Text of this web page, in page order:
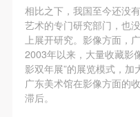
相比之下，我国至今还没
艺术的专门研究部门，也
上展开研究。影像方面，
2003年以来，大量收藏影
影双年展”的展览模式，加
广东美术馆在影像方面的
滞后。
具、材料、设备或设施
当承当相应的全部责任
失。活动中任何非事故
事故的任何责任。
中央美术学院美术馆肖
根据《中华人民共和国
具、材料、设备或设施
当承当相应的全部责任
失。活动中任何非事故
事故的任何责任。
中央美术学院美术馆肖
根据《中华人民共和国
具、材料、设备或设施
当承当相应的全部责任
失。活动中任何非事故
事故的任何责任。
中央美术学院美术馆肖
根据《中华人民共和国